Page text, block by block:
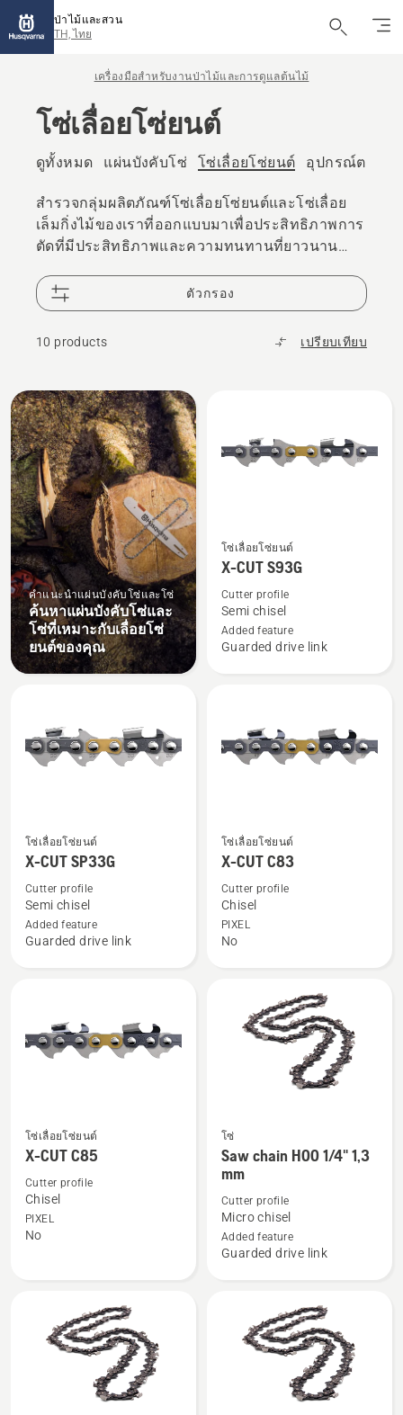
ป่าไม้และสวน
TH, ไทย
เครื่องมือสําหรับงานป่าไม้และการดูแลต้นไม้
โซ่เลื่อยโซ่ยนต์
ดูทั้งหมด แผ่นบังคับโซ่ โซ่เลื่อยโซ่ยนต์ อุปกรณ์ตะไบ
สํารวจกลุ่มผลิตภัณฑ์โซ่เลื่อยโซ่ยนต์และโซ่เลื่อย
เล็มกิ่งไม้ของเราที่ออกแบบมาเพื่อประสิทธิภาพการ
ตัดที่มีประสิทธิภาพและความทนทานที่ยาวนาน
กิ่งไม้ของคุณ ไม่ว่าคุณจะกําลังตัดฟืน การดูแล
ต้นไม้ หรือการจัดการกับงานป่าไม้ระดับมืออาชีพ
ตัวกรอง
10 products เปรียบเทียบ
All
products
คำแนะนำแผ่นบังคับโซ่และโซ่
ค้นหาแผ่นบังคับโซ่และ
โซ่ที่เหมาะกับเลื่อยโซ่
ยนต์ของคุณ
ราย
เพิ่ม
เติม
เกี่ยว
S93G
โซ่เลื่อยโซ่ยนต์
X-CUT S93G
Cutter profile
Semi chisel
Added feature
Guarded drive link
ราย
เพิ่ม
เติม
เกี่ยว
SP33G
โซ่เลื่อยโซ่ยนต์
X-CUT SP33G
Cutter profile
Semi chisel
Added feature
Guarded drive link
ราย
เพิ่ม
เติม
เกี่ยว
โซ่เลื่อยโซ่ยนต์
X-CUT C83
Cutter profile
Chisel
PIXEL
No
ราย
ละเอียด
เพิ่ม
เติม
โซ่เลื่อยโซ่ยนต์
X-CUT C85
Cutter profile
Chisel
PIXEL
No
ราย
ละเอียด
เพิ่ม
เติม
เกี่ยว
โซ่
Saw chain H00 1/4" 1,3
mm
Cutter profile
Micro chisel
Added feature
Guarded drive link